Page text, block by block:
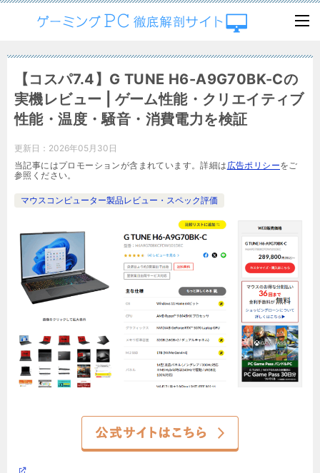
【コスパ7.4】G TUNE H6-A9G70BK-Cの
実機レビュー | ゲーム性能・クリエイティブ
性能・温度・騒音・消費電力を検証
更新日： 2026年05月30日
当記事にはプロモーションが含まれています。詳細は 広告ポリシーをご
参照ください。
マウスコンピューター製品レビュー・スペック評価